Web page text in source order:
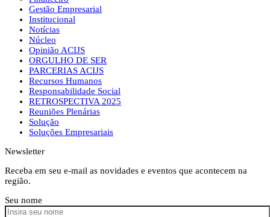
Gestão Empresarial
Institucional
Notícias
Núcleo
Opinião ACIJS
ORGULHO DE SER
PARCERIAS ACIJS
Recursos Humanos
Responsabilidade Social
RETROSPECTIVA 2025
Reuniões Plenárias
Solução
Soluções Empresariais
Newsletter
Receba em seu e-mail as novidades e eventos que acontecem na
região.
Seu nome